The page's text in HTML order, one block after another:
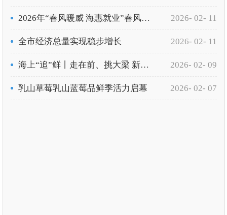
2026年“春风暖威 海惠就业”春风行动暨就业援助季活动“上线” 2026- 02- 11
全市经济总量实现稳步增长 2026- 02- 11
海上“追”鲜丨走在前、挑大梁 新春走基层 2026- 02- 09
乳山草莓乳山蓝莓品鲜季活力启幕 2026- 02- 07